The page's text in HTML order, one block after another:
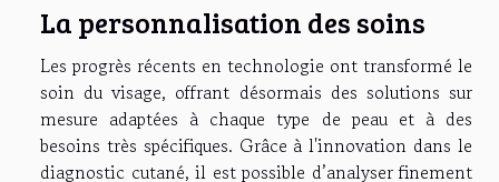
La personnalisation des soins
Les progrès récents en technologie ont transformé le
soin du visage, offrant désormais des solutions sur
mesure adaptées à chaque type de peau et à des
besoins très spécifiques. Grâce à l'innovation dans le
diagnostic cutané, il est possible d’analyser finement